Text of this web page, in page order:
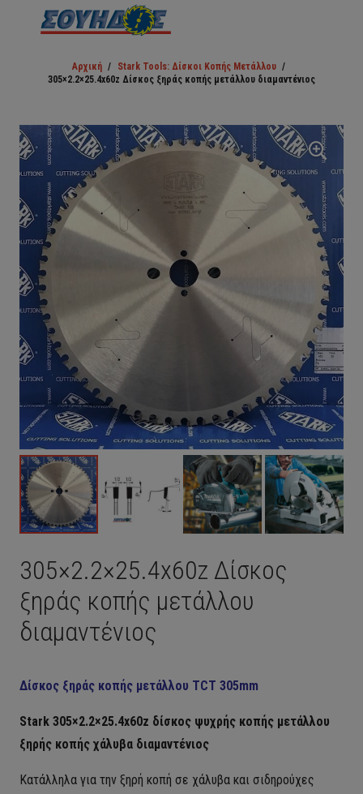
Αρχική / Stark Tools: Δίσκοι Κοπής Μετάλλου /
305×2.2×25.4x60z Δίσκος ξηράς κοπής μετάλλου διαμαντένιος
305×2.2×25.4x60z Δίσκος
ξηράς κοπής μετάλλου
διαμαντένιος
Δίσκος ξηράς κοπής μετάλλου TCT 305mm
Stark 305×2.2×25.4x60z δίσκος ψυχρής κοπής μετάλλου
ξηρής κοπής χάλυβα διαμαντένιος
Κατάλληλα για την ξηρή κοπή σε χάλυβα και σιδηρούχες